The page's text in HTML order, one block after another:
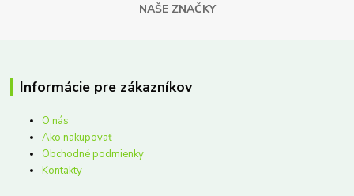
NAŠE ZNAČKY
Informácie pre zákazníkov
O nás
Ako nakupovať
Obchodné podmienky
Kontakty